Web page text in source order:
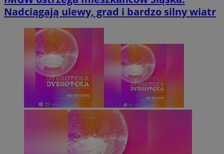
Nadciągają ulewy, grad i bardzo silny wiatr